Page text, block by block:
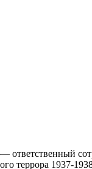
ответственный
1937-1938